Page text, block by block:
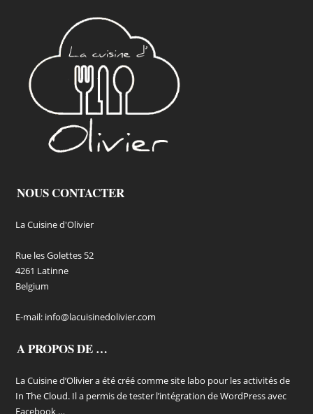
NOUS CONTACTER
La Cuisine d'Olivier
Rue les Golettes 52
4261 Latinne
Belgium
E-mail: info@lacuisinedolivier.com
A PROPOS DE …
La Cuisine d’Olivier a été créé comme site labo pour les activités de
In The Cloud. Il a permis de tester l’intégration de WordPress avec
Facebook …